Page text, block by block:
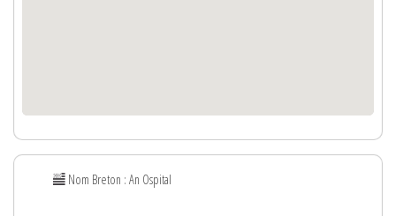
Nom Breton : An Ospital